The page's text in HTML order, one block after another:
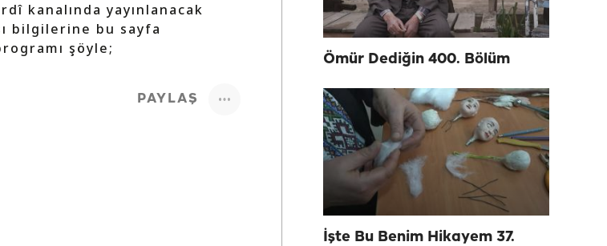
kanalında yayınlanacak
bilgilerine bu sayfa
şöyle;
PAYLAŞ
Ömür Dediğin 400. Bölüm
İşte Bu Benim Hikayem 37.